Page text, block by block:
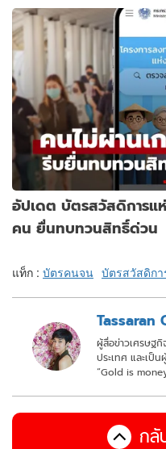
อัปเดต บัตรสวัสดิการแ
คน ยื่นทบทวนสิทธิ์ด่วน
แท็ก : บัตรคนจน บัตรสวัสดิกา
Tassaran
ผู้สื่อข่าวเศรษฐ
ประเทศ และเป็
“Gold is
กลั